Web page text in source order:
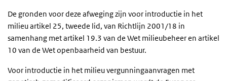
De gronden voor deze afweging zijn voor introductie in het
milieu artikel 25, tweede lid, van Richtlijn 2001/18 in
samenhang met artikel 19.3 van de Wet milieubeheer en artikel
10 van de Wet openbaarheid van bestuur.
Voor introductie in het milieu vergunningaanvragen met